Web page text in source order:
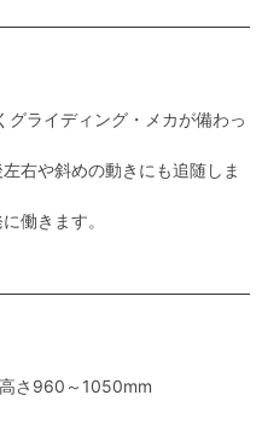
ライディング・メカが備わっ
右や斜めの動きにも追随しま
働きます。
さ960～1050mm